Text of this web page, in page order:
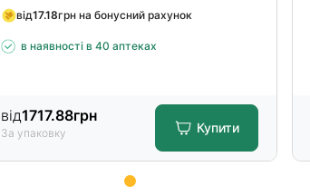
від17.18грн на бонусний рахунок
в наявності в 40 аптеках
від1717.88грн
За упаковку Купити